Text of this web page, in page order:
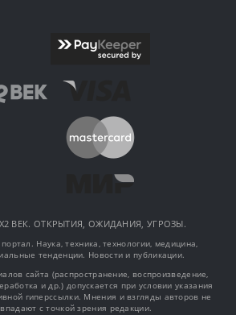
ВЕК. ОТКРЫТИЯ, ОЖИДАНИЯ, УГРОЗЫ.
Наука, техника, технологии, медицина,
тенденции. Новости и публикации.
сайта (распространение, воспроизведение,
и др.) допускается при условии указания
гиперссылки. Мнения и взгляды авторов не
с точкой зрения редакции.